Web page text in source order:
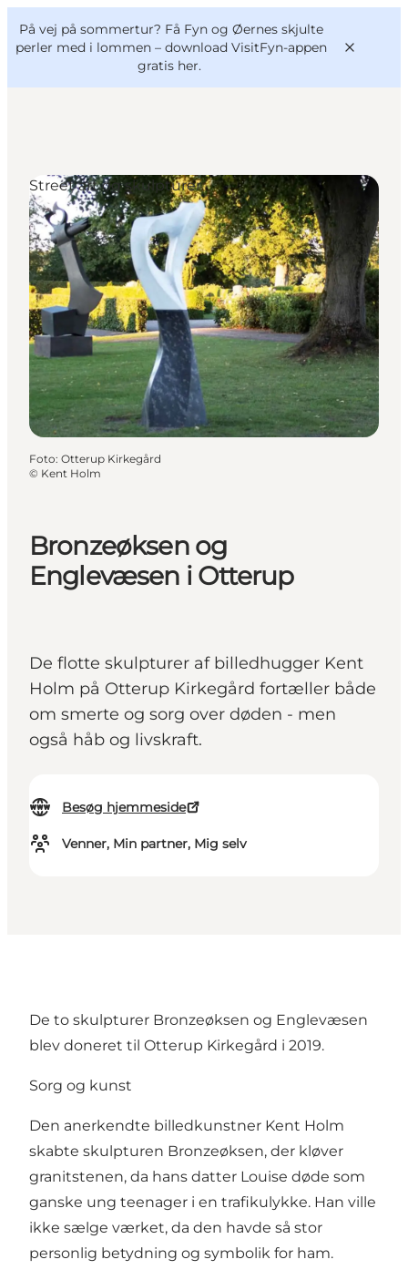
På vej på sommertur? Få Fyn og Øernes skjulte
perler med i lommen – download VisitFyn-appen
gratis her.
Oplevelser
Outdoor
Mad og drikke
Overnatning
Book lokale oplevelser
VisitFyn
Deutsch
Bronzeøksen og
Englevæsen i Otterup
De flotte skulpturer af billedhugger Kent
Holm på Otterup Kirkegård fortæller både
om smerte og sorg over døden - men
også håb og livskraft.
Besøg hjemmeside
Venner, Min partner, Mig selv
Street art og skulpturer
Foto: Otterup Kirkegård
© Kent Holm
De to skulpturer Bronzeøksen og Englevæsen
blev doneret til Otterup Kirkegård i 2019.
Sorg og kunst
Den anerkendte billedkunstner Kent Holm
skabte skulpturen Bronzeøksen, der kløver
granitstenen, da hans datter Louise døde som
ganske ung teenager i en trafikulykke. Han ville
ikke sælge værket, da den havde så stor
personlig betydning og symbolik for ham.